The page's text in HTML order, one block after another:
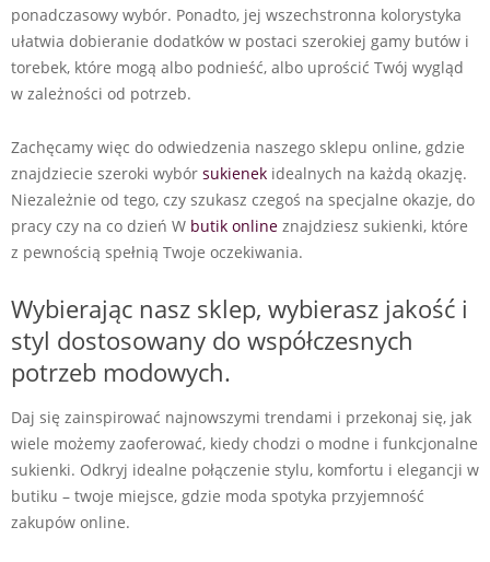
ponadczasowy wybór. Ponadto, jej wszechstronna kolorystyka
ułatwia dobieranie dodatków w postaci szerokiej gamy butów i
torebek, które mogą albo podnieść, albo uprościć Twój wygląd
w zależności od potrzeb.
Zachęcamy więc do odwiedzenia naszego sklepu online, gdzie
znajdziecie szeroki wybór sukienek idealnych na każdą okazję.
Niezależnie od tego, czy szukasz czegoś na specjalne okazje, do
pracy czy na co dzień W butik online znajdziesz sukienki, które
z pewnością spełnią Twoje oczekiwania.
Wybierając nasz sklep, wybierasz jakość i
styl dostosowany do współczesnych
potrzeb modowych.
Daj się zainspirować najnowszymi trendami i przekonaj się, jak
wiele możemy zaoferować, kiedy chodzi o modne i funkcjonalne
sukienki. Odkryj idealne połączenie stylu, komfortu i elegancji w
butiku – twoje miejsce, gdzie moda spotyka przyjemność
zakupów online.